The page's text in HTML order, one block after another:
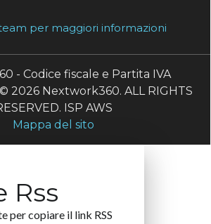
per maggiori informazioni
- Codice fiscale e Partita IVA
2026 Nextwork360. ALL RIGHTS
ISP AWS
Mappa del sito
Rss
per copiare il link RSS